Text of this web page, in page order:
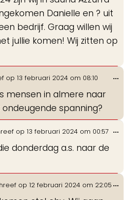
Danielle en ? uit
bedrijf. Graag willen wij
jullie komen! Wij zitten op
op 13 februari 2024 om 08:10
mensen in almere naar
spanning?
...
op 13 februari 2024 om 00:57
donderdag a.s. naar de
...
op 12 februari 2024 om 22:05 ...